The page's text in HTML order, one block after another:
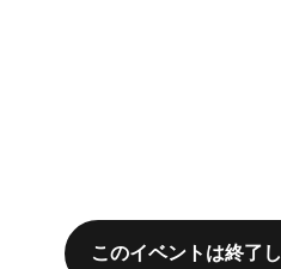
このイベントは終了